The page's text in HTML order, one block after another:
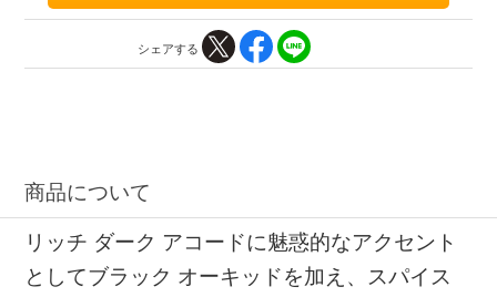
シェアする
商品について
リッチ ダーク アコードに魅惑的なアクセント
としてブラック オーキッドを加え、スパイス